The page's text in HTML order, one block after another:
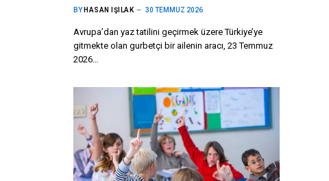
BY HASAN IŞILAK 30 TEMMUZ 2026
Avrupa’dan yaz tatilini geçirmek üzere Türkiye’ye
gitmekte olan gurbetçi bir ailenin aracı, 23 Temmuz
2026…